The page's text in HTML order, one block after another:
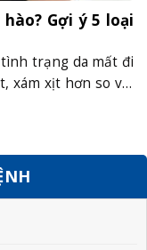
Gợi ý 5 loại
trạng da mất đi
xám xịt hơn so với